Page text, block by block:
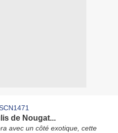
de Nougat...
avec un côté exotique, cette